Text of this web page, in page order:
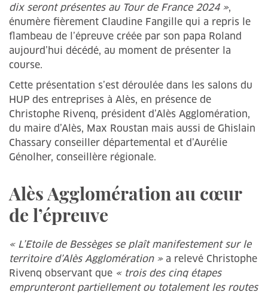
dix seront présentes au Tour de France 2024 »,
énumère fièrement Claudine Fangille qui a repris le
flambeau de l’épreuve créée par son papa Roland
aujourd’hui décédé, au moment de présenter la
course.
Cette présentation s’est déroulée dans les salons du
HUP des entreprises à Alès, en présence de
Christophe Rivenq, président d’Alès Agglomération,
du maire d’Alès, Max Roustan mais aussi de Ghislain
Chassary conseiller départemental et d’Aurélie
Génolher, conseillère régionale.
Alès Agglomération au cœur
de l’épreuve
« L’Etoile de Bessèges se plaît manifestement sur le
territoire d’Alès Agglomération »a relevé Christophe
Rivenq observant que « trois des cinq étapes
emprunteront partiellement ou totalement les routes